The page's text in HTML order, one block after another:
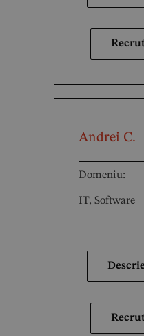
Andrei C.
Domeniu:
IT, Software